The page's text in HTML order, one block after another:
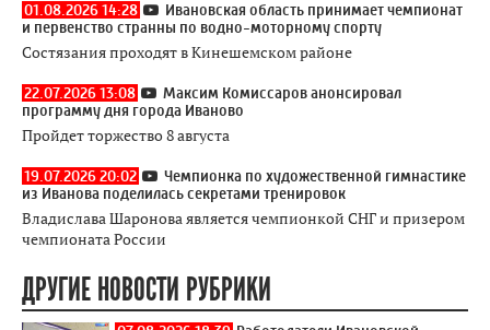
01.08.2026 14:28
Ивановская область принимает чемпионат
и первенство странны по водно-моторному спорту
Состязания проходят в Кинешемском районе
22.07.2026 13:08
Максим Комиссаров анонсировал
программу дня города Иваново
Пройдет торжество 8 августа
19.07.2026 20:02
Чемпионка по художественной гимнастике
из Иванова поделилась секретами тренировок
Владислава Шаронова является чемпионкой СНГ и призером
чемпионата России
ДРУГИЕ НОВОСТИ РУБРИКИ